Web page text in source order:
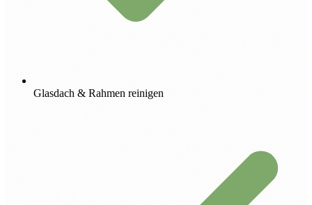
Glasdach & Rahmen reinigen